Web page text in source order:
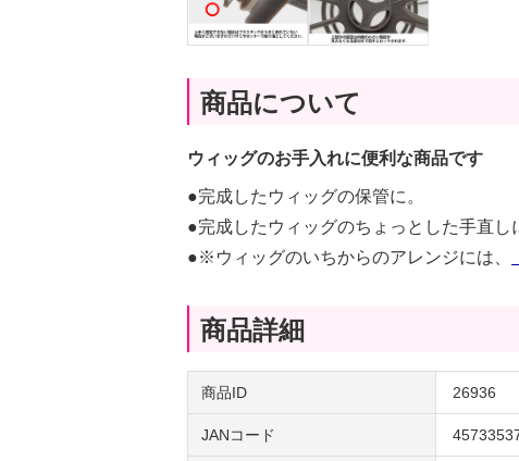
商品について
ウィッグのお手入れに便利な商品です
●完成したウィッグの保管に。
●完成したウィッグのちょっとした手直し
●※ウィッグのいちからのアレンジには、
商品詳細
商品ID 26936
JANコード